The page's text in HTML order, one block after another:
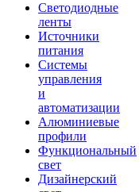
Светодиодные
ленты
Источники
питания
Системы
управления
и
автоматизации
Алюминиевые
профили
Функциональный
свет
Дизайнерский